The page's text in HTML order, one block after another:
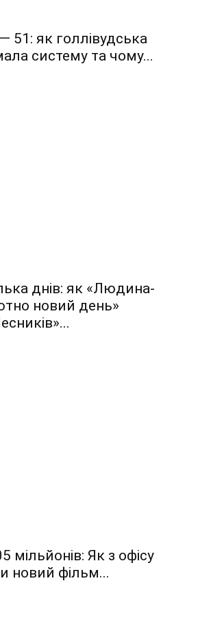
51: як голлівудська
систему та чому...
днів: як «Людина-
новий день»
мільйонів: Як з офісу
новий фільм...